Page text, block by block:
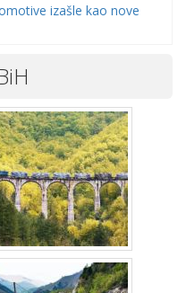
izašle kao nove